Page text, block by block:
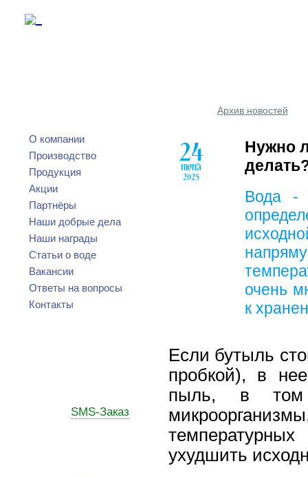
О компании
Производство
Продукция
Акции
Партнёры
Наши добрые дела
Наши награды
Статьи о воде
Вакансии
Ответы на вопросы
Контакты
SMS-Заказ
Архив новостей
24
ИЮНЯ
2025
Нужно
Вода -
очень
к
Если бутыль
пробкой), в
пыль, в том
ухудшить